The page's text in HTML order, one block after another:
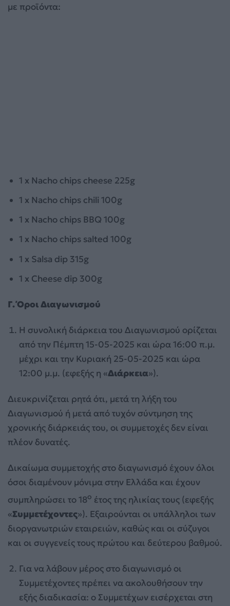
με προϊόντα:
1 x Nacho chips cheese 225g
1 x Nacho chips chili 100g
1 x Nacho chips BBQ 100g
1 x Nacho chips salted 100g
1 x Salsa dip 315g
1 x Cheese dip 300g
Γ. Όροι Διαγωνισμού
Η συνολική διάρκεια του Διαγωνισμού ορίζεται
από την Πέμπτη 15-05-2025 και ώρα 16:00 π.μ.
μέχρι και την Κυριακή 25-05-2025 και ώρα
12:00 μ.μ. (εφεξής η «Διάρκεια»).
Διευκρινίζεται ρητά ότι, μετά τη λήξη του
Διαγωνισμού ή μετά από τυχόν σύντμηση της
χρονικής διάρκειάς του, οι συμμετοχές δεν είναι
πλέον δυνατές.
Δικαίωμα συμμετοχής στο διαγωνισμό έχουν όλοι
όσοι διαμένουν μόνιμα στην Ελλάδα και έχουν
συμπληρώσει το 18ο έτος της ηλικίας τους (εφεξής
«Συμμετέχοντες»). Εξαιρούνται οι υπάλληλοι των
διοργανωτριών εταιρειών, καθώς και οι σύζυγοι
και οι συγγενείς τους πρώτου και δεύτερου βαθμού.
Για να λάβουν μέρος στο διαγωνισμό οι
Συμμετέχοντες πρέπει να ακολουθήσουν την
εξής διαδικασία: ο Συμμετέχων εισέρχεται στη